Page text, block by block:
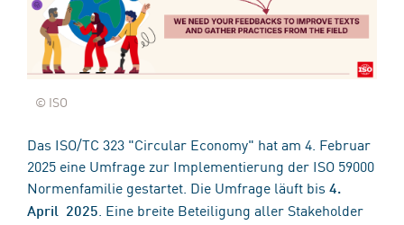
© ISO
Das ISO/TC 323 "Circular Economy" hat am 4. Februar
2025 eine Umfrage zur Implementierung der ISO 59000
Normenfamilie ​​​​​​gestartet. Die Umfrage läuft bis 4. ​
April ​ 2025 . Eine breite Beteiligung aller Stakeholder